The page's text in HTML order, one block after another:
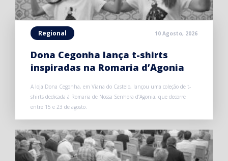
Regional 10 Agosto, 2026
Dona Cegonha lança t-shirts
inspiradas na Romaria d’Agonia
A loja Dona Cegonha, em Viana do Castelo, lançou uma coleção de t-
shirts dedicada à Romaria de Nossa Senhora d’Agonia, que decorre
entre 15 e 23 de agosto.